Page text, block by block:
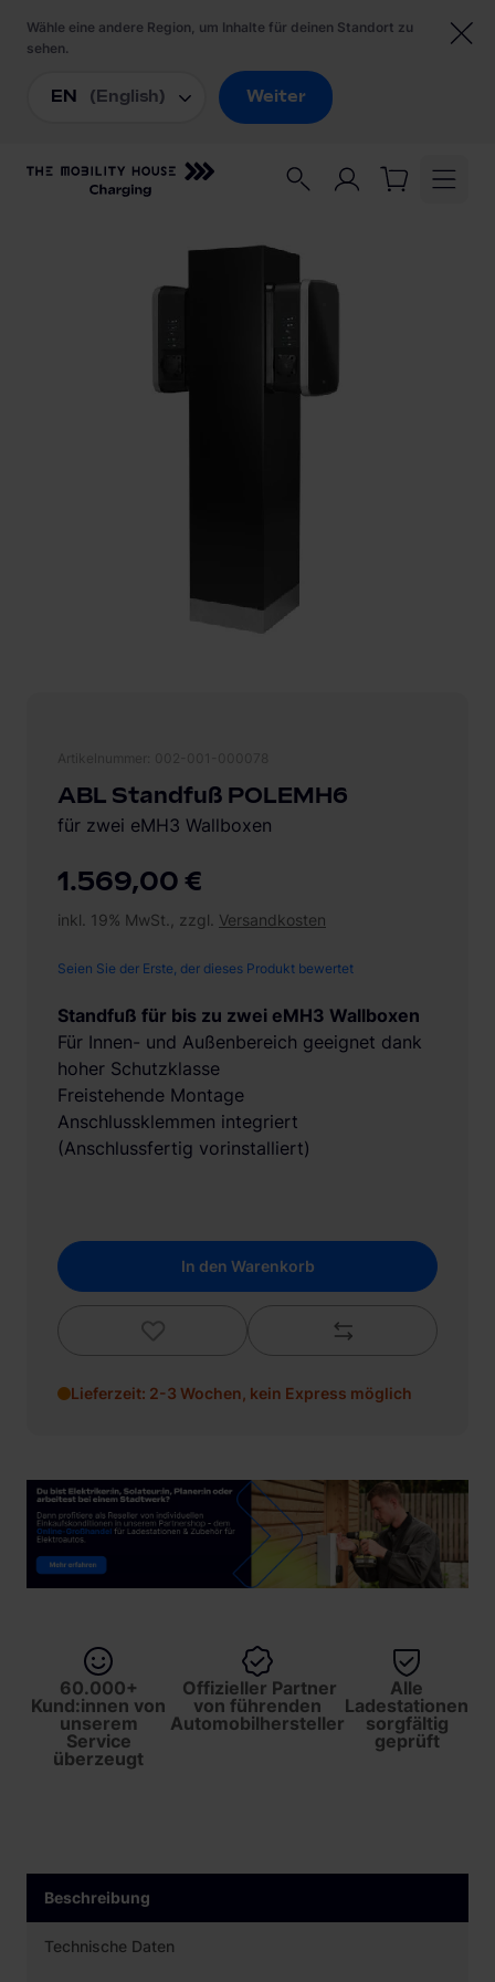
Ladezubehör
1.569,00 €
inkl. 19% MwSt., zzgl. Versandkosten
Seien Sie der Erste, der dieses Produkt bewertet
Standfuß für bis zu zwei eMH3 Wallboxen
Für Innen- und Außenbereich geeignet dank
hoher Schutzklasse
Freistehende Montage
Anschlussklemmen integriert
(Anschlussfertig vorinstalliert)
In den Warenkorb
Lieferzeit: 2-3 Wochen, kein Express möglich
ABL Standfuß POLEMH6
für zwei eMH3 Wallboxen
60.000+
Kund:innen von
unserem
Service
überzeugt
Offizieller Partner
von führenden
Automobilhersteller
Alle
Ladestationen
sorgfältig
geprüft
Beschreibung
Technische Daten